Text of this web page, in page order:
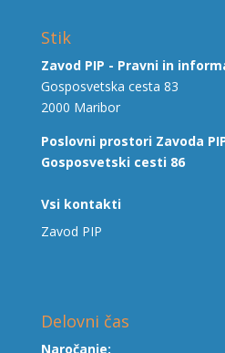
Stik
Zavod PIP - Pravni in
Gosposvetska cesta 83
2000 Maribor
Poslovni prostori Zavoda
Gosposvetski cesti 86
Vsi kontakti
Zavod PIP
Delovni čas
Naročanje: